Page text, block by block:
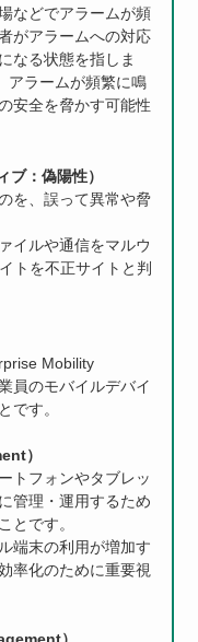
などでアラームが頻
がアラームへの対応
なる状態を指しま
アラームが頻繁に鳴
安全を脅かす可能性
：偽陽性）
を、誤って異常や脅
イルや通信をマルウ
トを不正サイトと判
Mobility
員のモバイルデバイ
です。
）
トフォンやタブレッ
管理・運用するため
とです。
端末の利用が増加す
率化のために重要視
）